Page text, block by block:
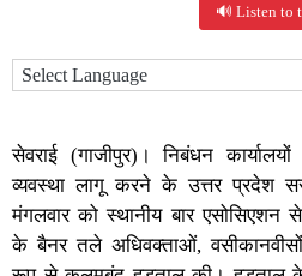
🔊 Listen to
सेवराई (गाजीपुर)। निबंधन
व्यवस्था लागू करने के उत्तर प्रदेश
मंगलवार को स्थानीय बार एसोसिएशन
के बैनर तले अधिवक्ताओं,